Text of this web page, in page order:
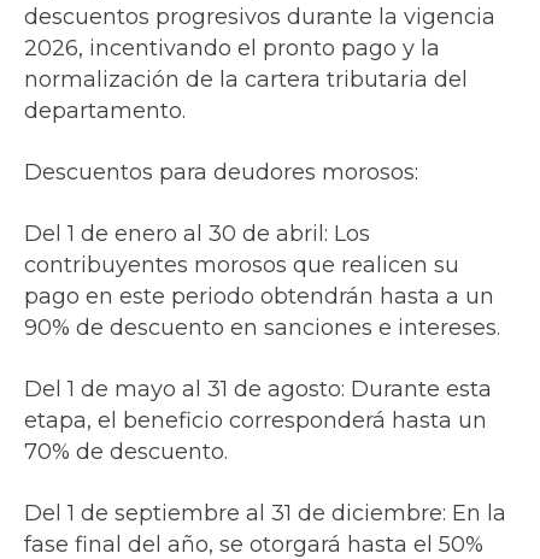
descuentos progresivos durante la vigencia
2026, incentivando el pronto pago y la
normalización de la cartera tributaria del
departamento.
Descuentos para deudores morosos:
Del 1 de enero al 30 de abril: Los
contribuyentes morosos que realicen su
pago en este periodo obtendrán hasta a un
90% de descuento en sanciones e intereses.
Del 1 de mayo al 31 de agosto: Durante esta
etapa, el beneficio corresponderá hasta un
70% de descuento.
Del 1 de septiembre al 31 de diciembre: En la
fase final del año, se otorgará hasta el 50%